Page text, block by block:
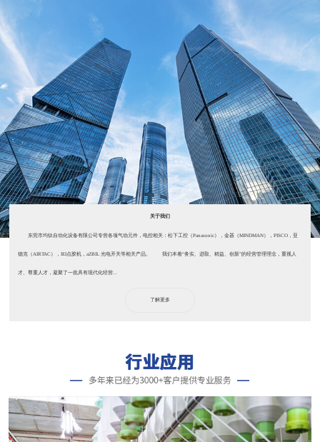
关于我们
东莞市均钛自动化设备有限公司专营各项气动元件，电控相关：松下工控（Panasonic），金器（MINDMAN），PISCO，亚
德克（AIRTAC），IEI点胶机，aZBIL 光电开关等相关产品。 我们本着“务实、进取、精益、创新”的经营管理理念，重视人
才、尊重人才，凝聚了一批具有现代化经营...
了解更多